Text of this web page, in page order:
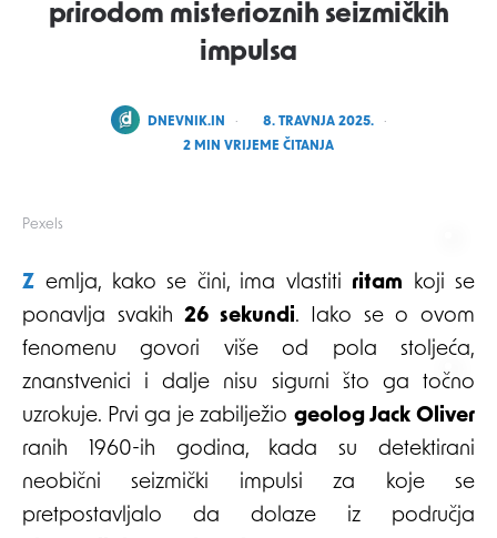
Pexels
prirodom misterioznih seizmičkih
impulsa
POSTED
DNEVNIK.IN
8. TRAVNJA 2025.
2 MIN VRIJEME ČITANJA
Zemlja, kako se čini, ima vlastiti ritam koji se
ponavlja svakih26 sekundi. Iako se o ovom
fenomenu govori više od pola stoljeća,
znanstvenici i dalje nisu sigurni što ga točno
uzrokuje. Prvi ga je zabilježio geolog Jack Oliver
ranih 1960-ih godina, kada su detektirani
neobični seizmički impulsi za koje se
pretpostavljalo da dolaze iz područja